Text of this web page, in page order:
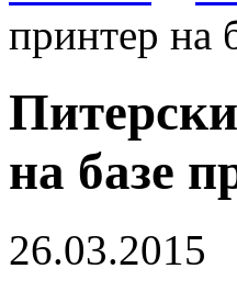
принтер на
на базе
26.03.2015